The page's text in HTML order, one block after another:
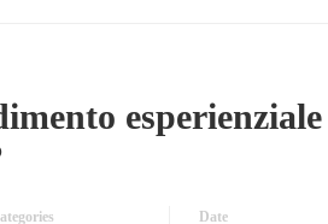
esperienziale
Date